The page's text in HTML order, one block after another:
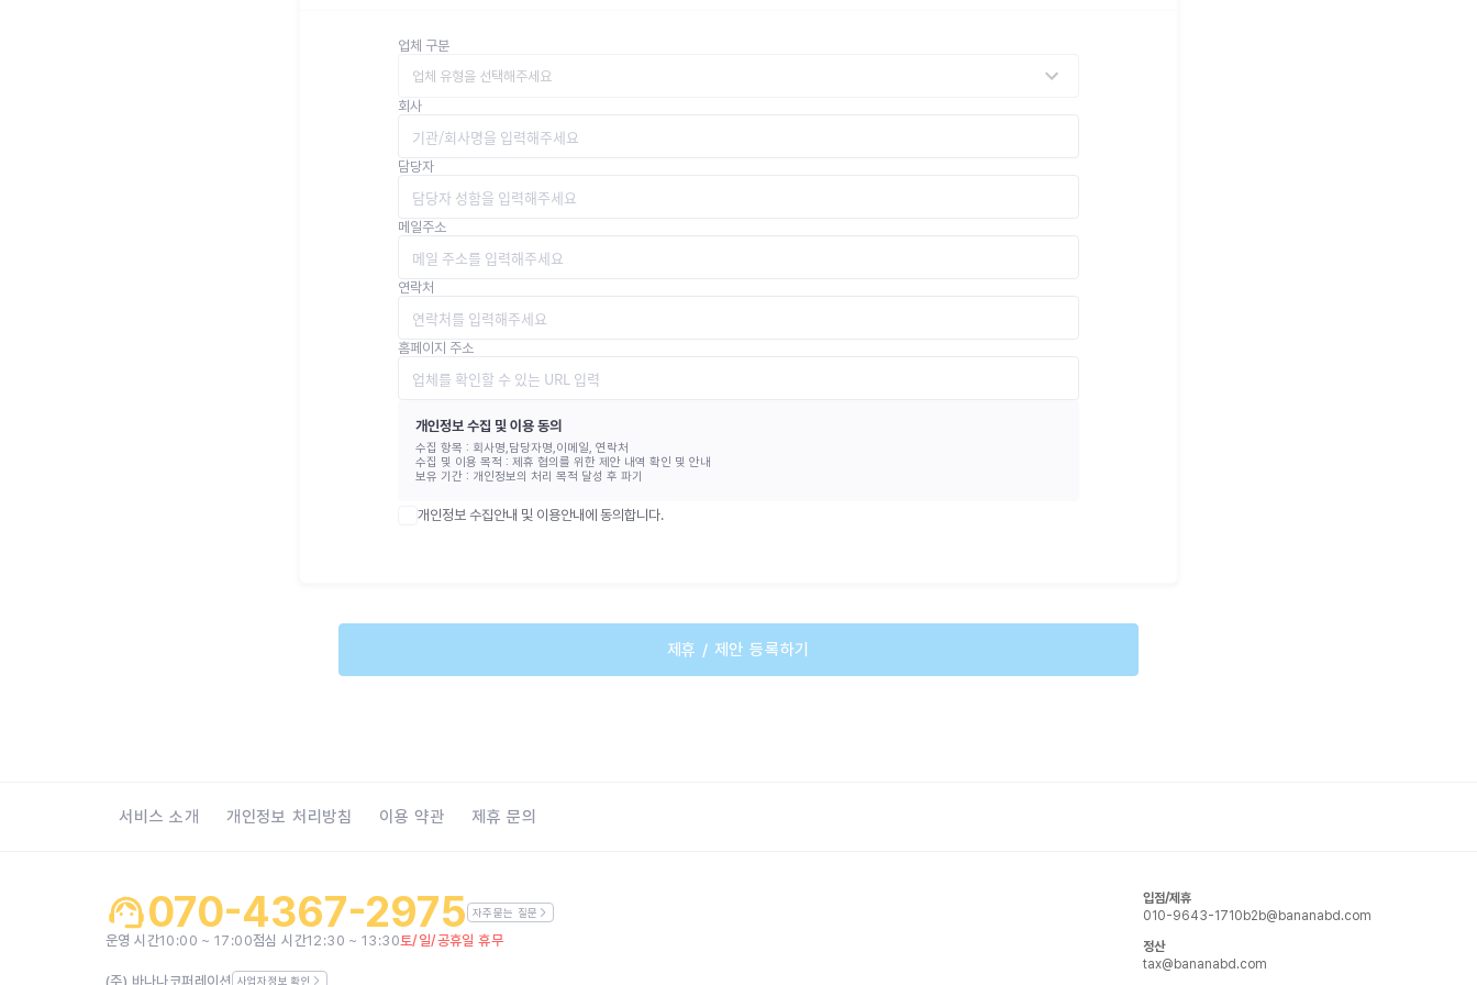
업체 구분
업체 유형을 선택해주세요
회사
담당자
메일주소
연락처
홈페이지 주소
개인정보 수집 및 이용 동의
수집 항목 : 회사명,담당자명,이메일, 연락처
수집 및 이용 목적 : 제휴 협의를 위한 제안 내역 확인 및 안내
보유 기간 : 개인정보의 처리 목적 달성 후 파기
개인정보 수집안내 및 이용안내에 동의합니다.
제휴 / 제안 등록하기
서비스 소개 개인정보 처리방침 이용 약관 제휴 문의
070-4367-2975 자주묻는 질문
운영 시간10:00 ~ 17:00점심 시간12:30 ~ 13:30토/일/공휴일 휴무
입점/제휴
010-9643-1710 b2b@bananabd.com
정산
tax@bananabd.com
(주) 바나나코퍼레이션 사업자정보 확인